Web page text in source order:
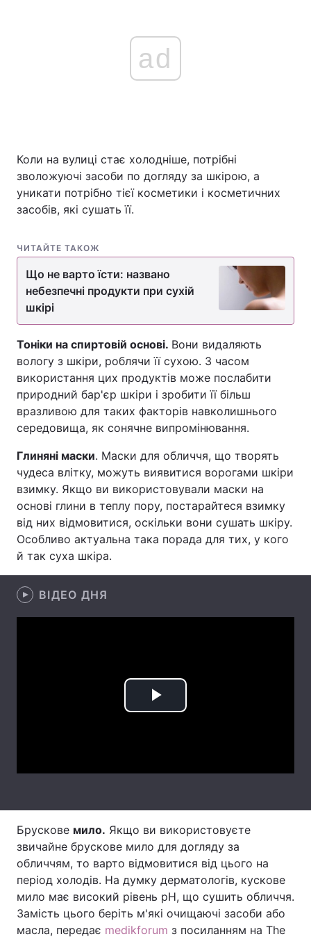
Головна Війна
Україна
Спорт
Техно і зв'язок Лайт
Здоров'я Туризм
Цікавинки Погода
Регіони
Лонгріди
Відео з Youtube Статті
Інтерв'ю Думки
Архів
Контакти
Послуги
ad
Коли на вулиці стає холодніше, потрібні
зволожуючі засоби по догляду за шкірою, а
уникати потрібно тієї косметики і косметичних
засобів, які сушать її.
ЧИТАЙТЕ ТАКОЖ
Що не варто їсти: названо
небезпечні продукти при сухій
шкірі
Тоніки на спиртовій основі. Вони видаляють
вологу з шкіри, роблячи її сухою. З часом
використання цих продуктів може послабити
природний бар'єр шкіри і зробити її більш
вразливою для таких факторів навколишнього
середовища, як сонячне випромінювання.
Глиняні маски. Маски для обличчя, що творять
чудеса влітку, можуть виявитися ворогами шкіри
взимку. Якщо ви використовували маски на
основі глини в теплу пору, постарайтеся взимку
від них відмовитися, оскільки вони сушать шкіру.
Особливо актуальна така порада для тих, у кого
й так суха шкіра.
ВІДЕО ДНЯ
Play
Брускове мило. Якщо ви використовуєте
звичайне брускове мило для догляду за
обличчям, то варто відмовитися від цього на
період холодів. На думку дерматологів, кускове
мило має високий рівень pH, що сушить обличчя.
Замість цього беріть м'які очищаючі засоби або
масла, передає medikforum з посиланням на The